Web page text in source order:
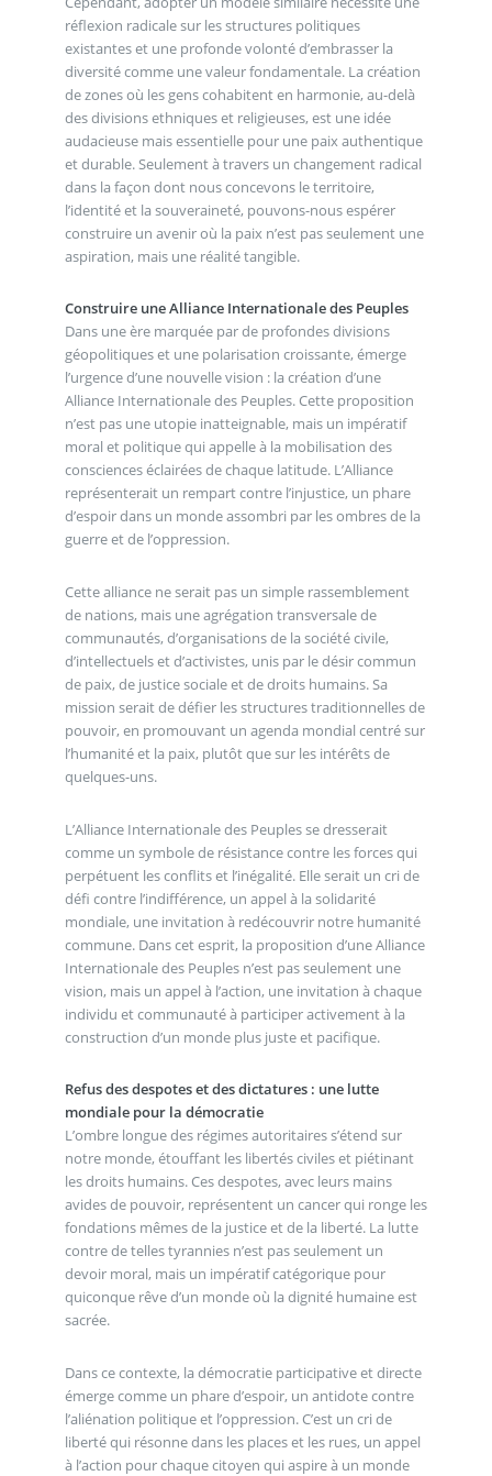
réflexion radicale sur les structures politiques
existantes et une profonde volonté d’embrasser la
diversité comme une valeur fondamentale. La création
de zones où les gens cohabitent en harmonie, au-delà
des divisions ethniques et religieuses, est une idée
audacieuse mais essentielle pour une paix authentique
et durable. Seulement à travers un changement radical
dans la façon dont nous concevons le territoire,
l’identité et la souveraineté, pouvons-nous espérer
construire un avenir où la paix n’est pas seulement une
aspiration, mais une réalité tangible.
Construire une Alliance Internationale des Peuples
Dans une ère marquée par de profondes divisions
géopolitiques et une polarisation croissante, émerge
l’urgence d’une nouvelle vision : la création d’une
Alliance Internationale des Peuples. Cette proposition
n’est pas une utopie inatteignable, mais un impératif
moral et politique qui appelle à la mobilisation des
consciences éclairées de chaque latitude. L’Alliance
représenterait un rempart contre l’injustice, un phare
d’espoir dans un monde assombri par les ombres de la
guerre et de l’oppression.
Cette alliance ne serait pas un simple rassemblement
de nations, mais une agrégation transversale de
communautés, d’organisations de la société civile,
d’intellectuels et d’activistes, unis par le désir commun
de paix, de justice sociale et de droits humains. Sa
mission serait de défier les structures traditionnelles de
pouvoir, en promouvant un agenda mondial centré sur
l’humanité et la paix, plutôt que sur les intérêts de
quelques-uns.
L’Alliance Internationale des Peuples se dresserait
comme un symbole de résistance contre les forces qui
perpétuent les conflits et l’inégalité. Elle serait un cri de
défi contre l’indifférence, un appel à la solidarité
mondiale, une invitation à redécouvrir notre humanité
commune. Dans cet esprit, la proposition d’une Alliance
Internationale des Peuples n’est pas seulement une
vision, mais un appel à l’action, une invitation à chaque
individu et communauté à participer activement à la
construction d’un monde plus juste et pacifique.
Refus des despotes et des dictatures : une lutte
mondiale pour la démocratie
L’ombre longue des régimes autoritaires s’étend sur
notre monde, étouffant les libertés civiles et piétinant
les droits humains. Ces despotes, avec leurs mains
avides de pouvoir, représentent un cancer qui ronge les
fondations mêmes de la justice et de la liberté. La lutte
contre de telles tyrannies n’est pas seulement un
devoir moral, mais un impératif catégorique pour
quiconque rêve d’un monde où la dignité humaine est
sacrée.
Dans ce contexte, la démocratie participative et directe
émerge comme un phare d’espoir, un antidote contre
l’aliénation politique et l’oppression. C’est un cri de
liberté qui résonne dans les places et les rues, un appel
à l’action pour chaque citoyen qui aspire à un monde